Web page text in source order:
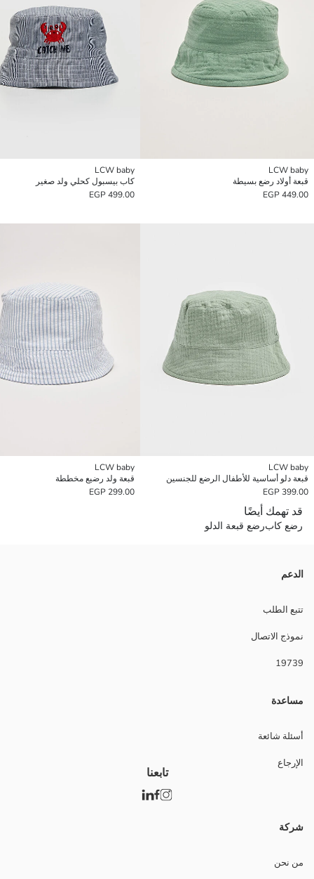
LCW baby
قبعة أولاد رضع بسيطة
449.00 EGP
LCW baby
كاب بيسبول كحلي ولد صغير
499.00 EGP
LCW baby
قبعة دلو أساسية للأطفال الرضع للجنسين
399.00 EGP
LCW baby
قبعة ولد رضيع مخططة
299.00 EGP
قد تهمك أيضًا
رضع كابرضع قبعة الدلو
الدعم
تتبع الطلب
نموذج الاتصال
19739
مساعدة
أسئلة شائعة
الإرجاع
شركة
من نحن
تابعنا